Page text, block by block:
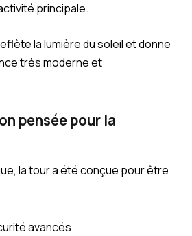
principale.
la lumière du soleil et donne
très moderne et
pensée pour la
la tour a été conçue pour être
avancés